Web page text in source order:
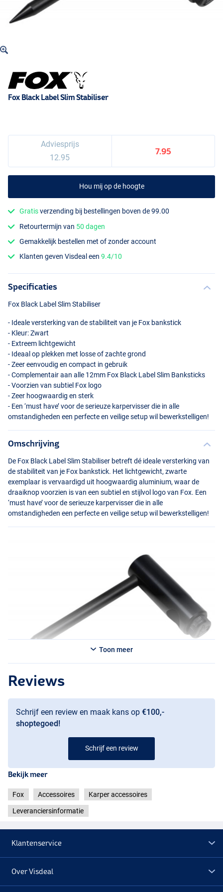
Fox Black Label Slim Stabiliser
Adviesprijs
12.95
7.95
Hou mij op de hoogte
Gratisverzending bij bestellingen boven de 99.00
Retourtermijn van 50 dagen
Gemakkelijk bestellen met of zonder account
Klanten geven Visdeal een9.4/10
Specificaties
Fox Black Label Slim Stabiliser
- Ideale versterking van de stabiliteit van je Fox bankstick
- Kleur: Zwart
- Extreem lichtgewicht
- Ideaal op plekken met losse of zachte grond
- Zeer eenvoudig en compact in gebruik
- Complementair aan alle 12mm Fox Black Label Slim Banksticks
- Voorzien van subtiel Fox logo
- Zeer hoogwaardig en sterk
- Een ‘must have’ voor de serieuze karpervisser die in alle
omstandigheden een perfecte en veilige setup wil bewerkstelligen!
Omschrijving
De Fox Black Label Slim Stabiliser betreft dé ideale versterking van
de stabiliteit van je Fox bankstick. Het lichtgewicht, zwarte
exemplaar is vervaardigd uit hoogwaardig aluminium, waar de
draaiknop voorzien is van een subtiel en stijlvol logo van Fox. Een
‘must have’ voor de serieuze karpervisser die in alle
omstandigheden een perfecte en veilige setup wil bewerkstelligen!
Toon meer
Reviews
Schrijf een review en maak kans op €100,-
shoptegoed!
Schrijf een review
Bekijk meer
Fox Accessoires Karper accessoires
Leveranciersinformatie
Klantenservice
Over Visdeal